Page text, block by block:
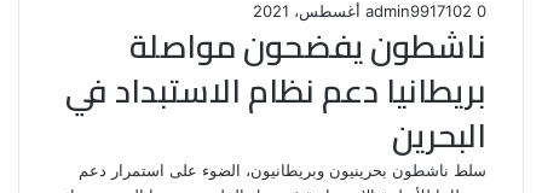
admin9917 أغسطس، 2021 0
ناشطون يفضحون مواصلة
بريطانيا دعم نظام الاستبداد في
البحرين
سلط ناشطون بحرينيون وبريطانيون، الضوء على استمرار دعم